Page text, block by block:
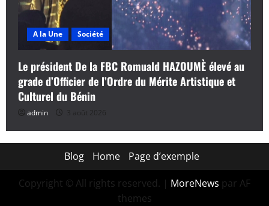
A la Une Société
Le président De la FBC Romuald HAZOUMÈ élevé au
grade d’Officier de l’Ordre du Mérite Artistique et
Culturel du Bénin
admin 3 août 2026
Blog Home Page d’exemple
Copyright © All rights reserved. | MoreNews par AF
themes